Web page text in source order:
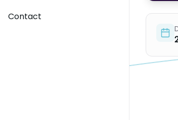
Contact